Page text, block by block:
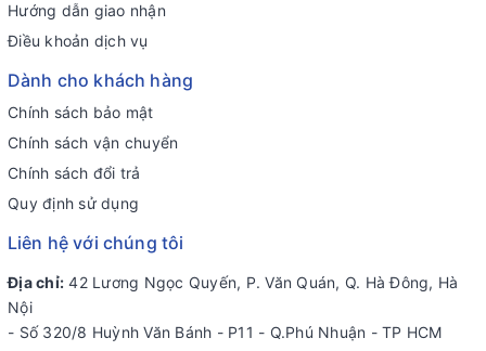
Hướng dẫn giao nhận
Điều khoản dịch vụ
Dành cho khách hàng
Chính sách bảo mật
Chính sách vận chuyển
Chính sách đổi trả
Quy định sử dụng
Liên hệ với chúng tôi
Địa chỉ: 42 Lương Ngọc Quyến, P. Văn Quán, Q. Hà Đông, Hà
Nội
- Số 320/8 Huỳnh Văn Bánh - P11 - Q.Phú Nhuận - TP HCM